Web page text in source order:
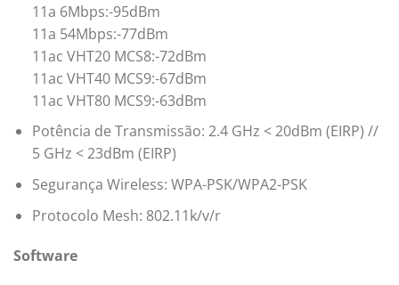
11a 6Mbps:-95dBm
11a 54Mbps:-77dBm
11ac VHT20 MCS8:-72dBm
11ac VHT40 MCS9:-67dBm
11ac VHT80 MCS9:-63dBm
Potência de Transmissão: 2.4 GHz < 20dBm (EIRP) //
5 GHz < 23dBm (EIRP)
Segurança Wireless: WPA-PSK/WPA2-PSK
Protocolo Mesh: 802.11k/v/r
Software